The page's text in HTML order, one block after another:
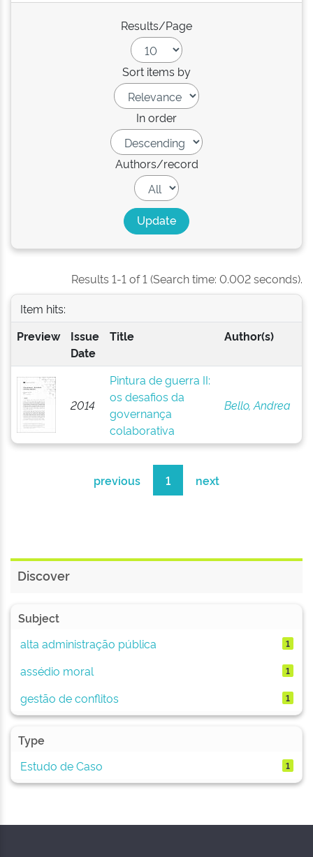
Results/Page
Sort items by
In order
Authors/record
Results 1-1 of 1 (Search time: 0.002 seconds).
Item hits:
Preview
Issue
Date
Title Author(s)
2014
Pintura de guerra II:
os desafios da
governança
colaborativa
Bello, Andrea
previous 1 next
Discover
Subject
alta administração pública
1
assédio moral 1
gestão de conflitos 1
Type
Estudo de Caso
1